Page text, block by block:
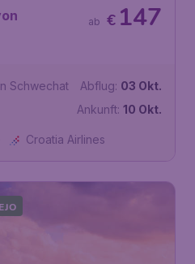
€ 147
ab
Schwechat
Abflug: 03 Okt.
Ankunft: 10 Okt.
Croatia Airlines